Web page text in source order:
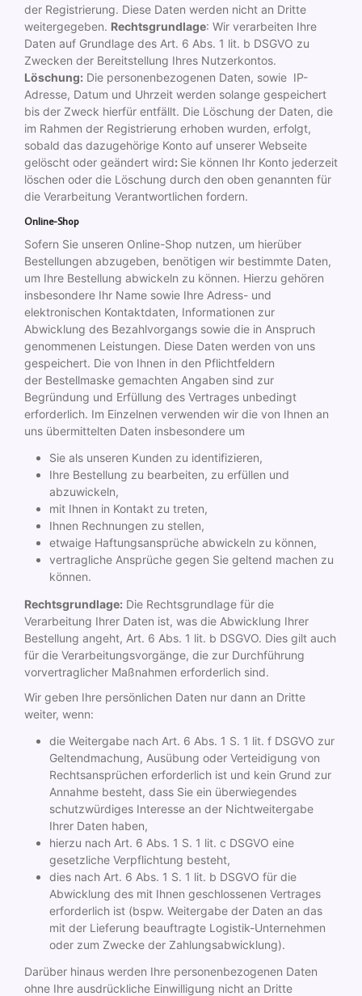
der Registrierung. Diese Daten werden nicht an Dritte
weitergegeben. Rechtsgrundlage: Wir verarbeiten Ihre
Daten auf Grundlage des Art. 6 Abs. 1 lit. b DSGVO zu
Zwecken der Bereitstellung Ihres Nutzerkontos.
Löschung: Die personenbezogenen Daten, sowie IP-
Adresse, Datum und Uhrzeit werden solange gespeichert
bis der Zweck hierfür entfällt. Die Löschung der Daten, die
im Rahmen der Registrierung erhoben wurden, erfolgt,
sobald das dazugehörige Konto auf unserer Webseite
gelöscht oder geändert wird: Sie können Ihr Konto jederzeit
löschen oder die Löschung durch den oben genannten für
die Verarbeitung Verantwortlichen fordern.
Online-Shop
Sofern Sie unseren Online-Shop nutzen, um hierüber
Bestellungen abzugeben, benötigen wir bestimmte Daten,
um Ihre Bestellung abwickeln zu können. Hierzu gehören
insbesondere Ihr Name sowie Ihre Adress- und
elektronischen Kontaktdaten, Informationen zur
Abwicklung des Bezahlvorgangs sowie die in Anspruch
genommenen Leistungen. Diese Daten werden von uns
gespeichert. Die von Ihnen in den Pflichtfeldern
der Bestellmaske gemachten Angaben sind zur
Begründung und Erfüllung des Vertrages unbedingt
erforderlich. Im Einzelnen verwenden wir die von Ihnen an
uns übermittelten Daten insbesondere um
Sie als unseren Kunden zu identifizieren,
Ihre Bestellung zu bearbeiten, zu erfüllen und
abzuwickeln,
mit Ihnen in Kontakt zu treten,
Ihnen Rechnungen zu stellen,
etwaige Haftungsansprüche abwickeln zu können,
vertragliche Ansprüche gegen Sie geltend machen zu
können.
Rechtsgrundlage: Die Rechtsgrundlage für die
Verarbeitung Ihrer Daten ist, was die Abwicklung Ihrer
Bestellung angeht, Art. 6 Abs. 1 lit. b DSGVO. Dies gilt auch
für die Verarbeitungsvorgänge, die zur Durchführung
vorvertraglicher Maßnahmen erforderlich sind.
Wir geben Ihre persönlichen Daten nur dann an Dritte
weiter, wenn:
die Weitergabe nach Art. 6 Abs. 1 S. 1 lit. f DSGVO zur
Geltendmachung, Ausübung oder Verteidigung von
Rechtsansprüchen erforderlich ist und kein Grund zur
Annahme besteht, dass Sie ein überwiegendes
schutzwürdiges Interesse an der Nichtweitergabe
Ihrer Daten haben,
hierzu nach Art. 6 Abs. 1 S. 1 lit. c DSGVO eine
gesetzliche Verpflichtung besteht,
dies nach Art. 6 Abs. 1 S. 1 lit. b DSGVO für die
Abwicklung des mit Ihnen geschlossenen Vertrages
erforderlich ist (bspw. Weitergabe der Daten an das
mit der Lieferung beauftragte Logistik-Unternehmen
oder zum Zwecke der Zahlungsabwicklung).
Darüber hinaus werden Ihre personenbezogenen Daten
ohne Ihre ausdrückliche Einwilligung nicht an Dritte